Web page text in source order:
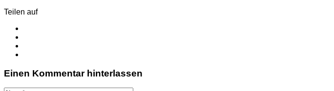
Teilen auf
Einen Kommentar hinterlassen